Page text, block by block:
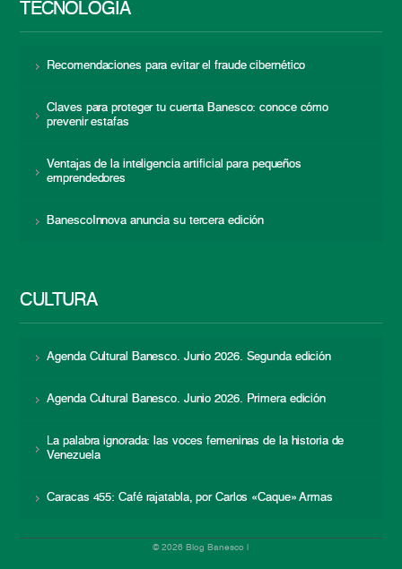
TECNOLOGÍA
Recomendaciones para evitar el fraude cibernético
Claves para proteger tu cuenta Banesco: conoce cómo
prevenir estafas
Ventajas de la inteligencia artificial para pequeños
emprendedores
BanescoInnova anuncia su tercera edición
CULTURA
Agenda Cultural Banesco. Junio 2026. Segunda edición
Agenda Cultural Banesco. Junio 2026. Primera edición
La palabra ignorada: las voces femeninas de la historia de
Venezuela
Caracas 455: Café rajatabla, por Carlos «Caque» Armas
© 2026 Blog Banesco |